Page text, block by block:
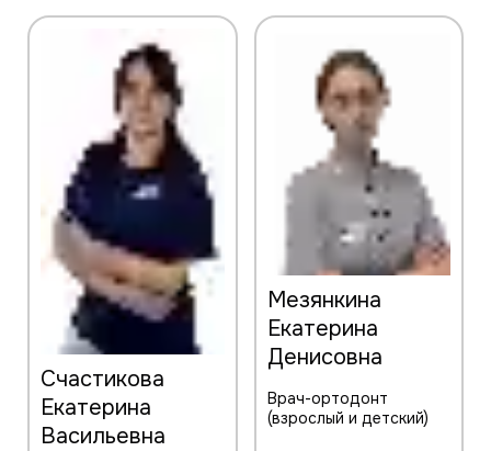
Счастикова
Екатерина
Васильевна
Мезянкина
Екатерина
Денисовна
Врач-ортодонт
(взрослый и детский)